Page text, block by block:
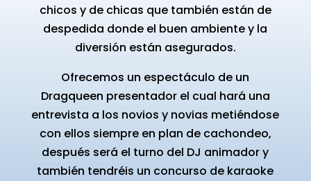
chicos y de chicas que también están de
despedida donde el buen ambiente y la
diversión están asegurados.
Ofrecemos un espectáculo de un
Dragqueen presentador el cual hará una
entrevista a los novios y novias metiéndose
con ellos siempre en plan de cachondeo,
después será el turno del DJ animador y
también tendréis un concurso de karaoke